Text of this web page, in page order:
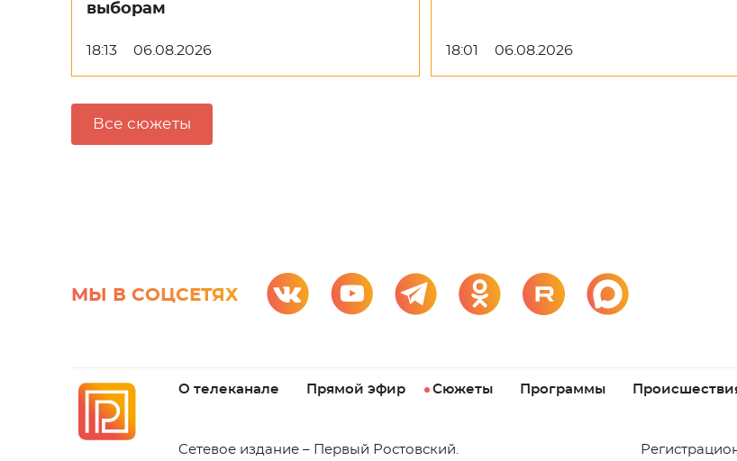
выборам
18:13 06.08.2026 18:01 06.08.2026
Все сюжеты
МЫ В СОЦСЕТЯХ
О телеканале Прямой эфир Сюжеты Программы
Cетевое издание – Первый Ростовский.